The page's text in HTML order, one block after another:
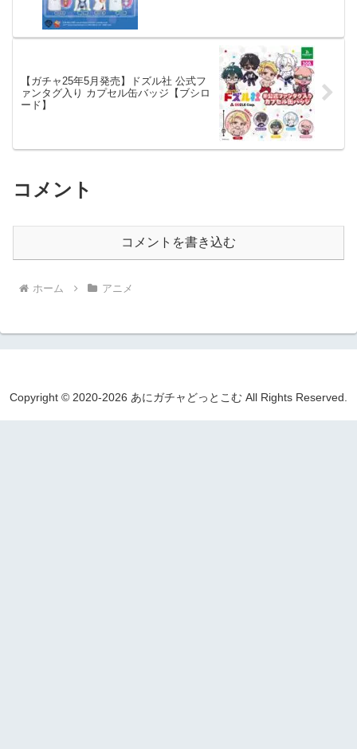
【ガチャ25年5月発売】ドズル社 公式フ
ァンタグ入り カプセル缶バッジ【ブシロ
ード】
コメント
コメントを書き込む
ホーム アニメ
Copyright © 2020-2026 あにガチャどっとこむ All Rights Reserved.